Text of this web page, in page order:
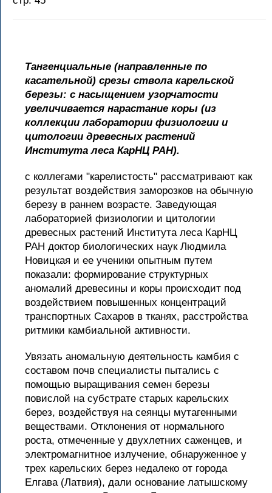
Тангенциальные (направленные по
касательной) срезы ствола карельской
березы: с насыщением узорчатости
увеличивается нарастание коры (из
коллекции лаборатории физиологии и
цитологии древесных растений
Института леса КарНЦ РАН).
с коллегами "карелистость" рассматривают как
результат воздействия заморозков на обычную
березу в раннем возрасте. Заведующая
лабораторией физиологии и цитологии
древесных растений Института леса КарНЦ
РАН доктор биологических наук Людмила
Новицкая и ее ученики опытным путем
показали: формирование структурных
аномалий древесины и коры происходит под
воздействием повышенных концентраций
транспортных Сахаров в тканях, расстройства
ритмики камбиальной активности.
Увязать аномальную деятельность камбия с
составом почв специалисты пытались с
помощью выращивания семен березы
повислой на субстрате старых карельских
берез, воздействуя на сеянцы мутагенными
веществами. Отклонения от нормального
роста, отмеченные у двухлетних саженцев, и
электромагнитное излучение, обнаруженное у
трех карельских берез недалеко от города
Елгава (Латвия), дали основание латышскому